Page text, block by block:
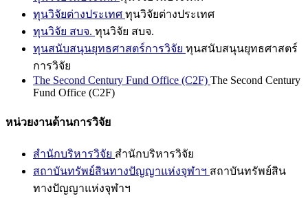
ทุนวิจัยต่างประเทศ ทุนวิจัยต่างประเทศ
ทุนวิจัย สบจ. ทุนวิจัย สบจ.
ทุนสนับสนุนยุทธศาสตร์การวิจัย ทุนสนับสนุนยุทธศาสตร์
การวิจัย
The Second Century Fund Office (C2F) The Second Century
Fund Office (C2F)
หน่วยงานด้านการวิจัย
สำนักบริหารวิจัย สำนักบริหารวิจัย
สถาบันทรัพย์สินทางปัญญาแห่งจุฬาฯ สถาบันทรัพย์สิน
ทางปัญญาแห่งจุฬาฯ